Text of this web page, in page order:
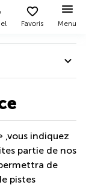
Favoris Menu
locataires
bailleurs
,vous indiquez
partie de nos
de
pistes